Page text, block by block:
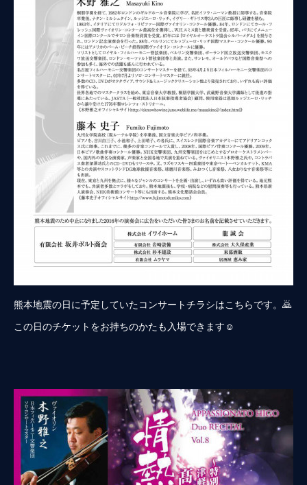
熊本地震の日に予定していたコンサートチラシはこちらです。🙇
この日のチケットをお持ちのかたも入場できます☺️